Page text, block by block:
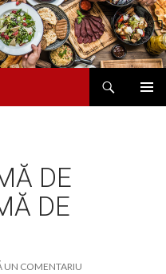
DE
DE
UN COMENTARIU